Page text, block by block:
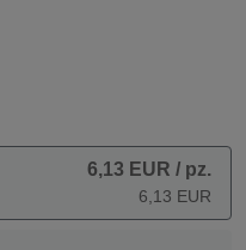
6,13 EUR / pz.
6,13 EUR